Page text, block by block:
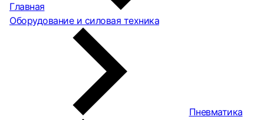
Главная
Оборудование и силовая техника
Пневматика